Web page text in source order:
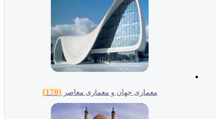
معماری جهان و معماری معاصر (170)